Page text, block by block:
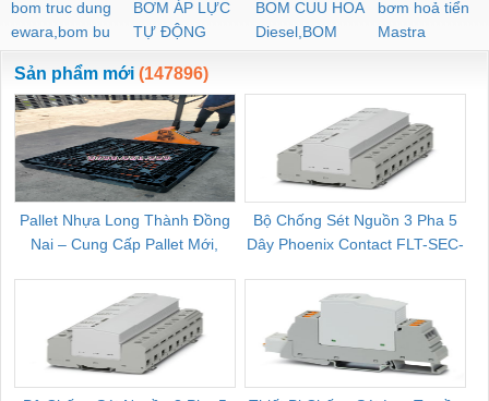
bom truc dung
ewara,bom bu
ewara
BƠM ÁP LỰC
TỰ ĐỘNG
BOM CUU HOA
Diesel,BOM
CHUA CHAY
bơm hoả tiển
Mastra
Sản phẩm mới (147896)
Pallet Nhựa Long Thành Đồng
Nai – Cung Cấp Pallet Mới,
Bộ Chống Sét Nguồn 3 Pha 5
Dây Phoenix Contact FLT-SEC-